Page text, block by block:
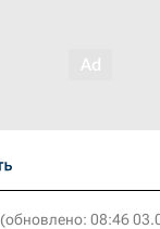
(обновлено: 08:46